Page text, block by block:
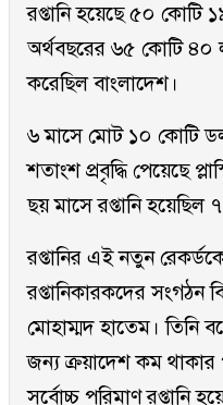
রপ্তানি হয়েছে ৫০
অর্থবছরের ৬৫ কোটি ৪০
করেছিল বাংলাদেশ।
৬ মাসে মোট ১০ কোটি
শতাংশ প্রবৃদ্ধি পেয়েছে
ছয় মাসে রপ্তানি হয়েছিল
রপ্তানির এই নতুন
রপ্তানিকারকদের সংগঠন
মোহাম্মদ হাতেম। তিনি
জন্য ক্রয়াদেশ কম থাকার
সর্বোচ্চ পরিমাণ রপ্তানি